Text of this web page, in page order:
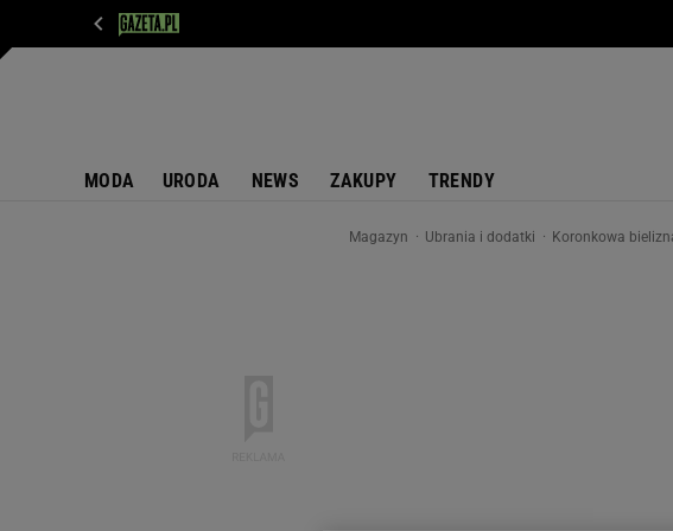
MODA URODA NEWS ZAKUPY TRENDY
Magazyn Ubrania i dodatki Koronkowa